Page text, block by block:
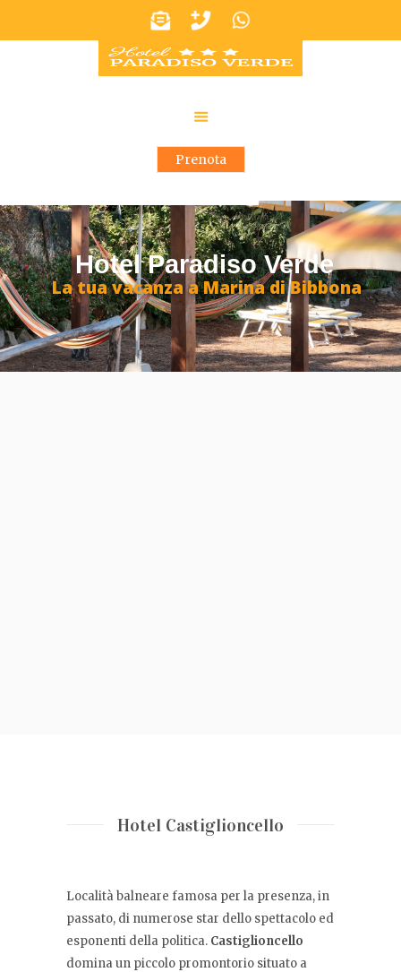
Prenota
Hotel Paradiso Verde
La tua vacanza a Marina di Bibbona
Hotel Castiglioncello
Località balneare famosa per la presenza, in
passato, di numerose star dello spettacolo ed
esponenti della politica. Castiglioncello
domina un piccolo promontorio situato a